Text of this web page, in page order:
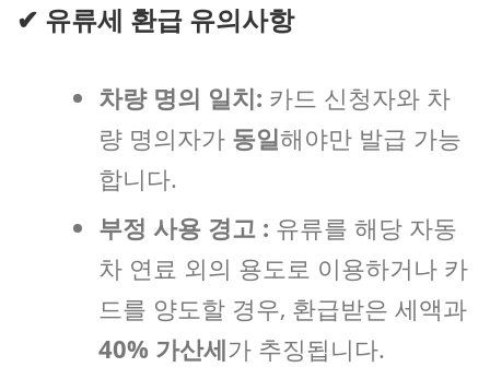
✔ 유류세 환급 유의사항
차량 명의 일치: 카드 신청자와 차
량 명의자가 동일해야만 발급 가능
합니다.
부정 사용 경고 : 유류를 해당 자동
차 연료 외의 용도로 이용하거나 카
드를 양도할 경우, 환급받은 세액과
40% 가산세가 추징됩니다.